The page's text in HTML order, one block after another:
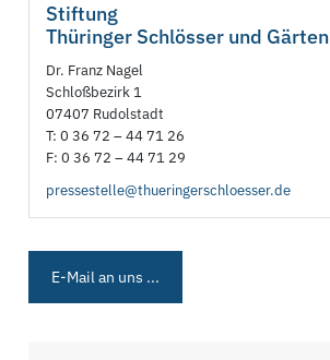
Stiftung
Thüringer Schlösser und Gärten
Dr. Franz Nagel
Schloßbezirk 1
07407 Rudolstadt
T: 0 36 72 – 44 71 26
F: 0 36 72 – 44 71 29
pressestelle@thueringerschloesser.de
E-Mail an uns ...